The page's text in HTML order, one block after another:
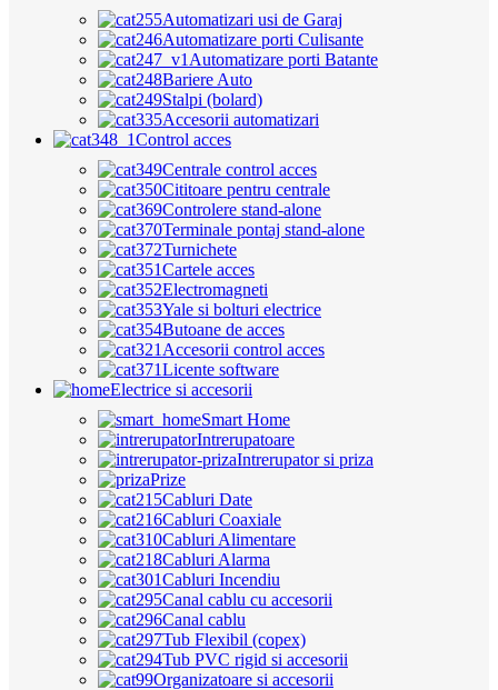
Automatizari usi de Garaj
Automatizare porti Culisante
Automatizare porti Batante
Bariere Auto
Stalpi (bolard)
Accesorii automatizari
Control acces
Centrale control acces
Cititoare pentru centrale
Controlere stand-alone
Terminale pontaj stand-alone
Turnichete
Cartele acces
Electromagneti
Yale si bolturi electrice
Butoane de acces
Accesorii control acces
Licente software
Electrice si accesorii
Smart Home
Intrerupatoare
Intrerupator si priza
Prize
Cabluri Date
Cabluri Coaxiale
Cabluri Alimentare
Cabluri Alarma
Cabluri Incendiu
Canal cablu cu accesorii
Canal cablu
Tub Flexibil (copex)
Tub PVC rigid si accesorii
Organizatoare si accesorii